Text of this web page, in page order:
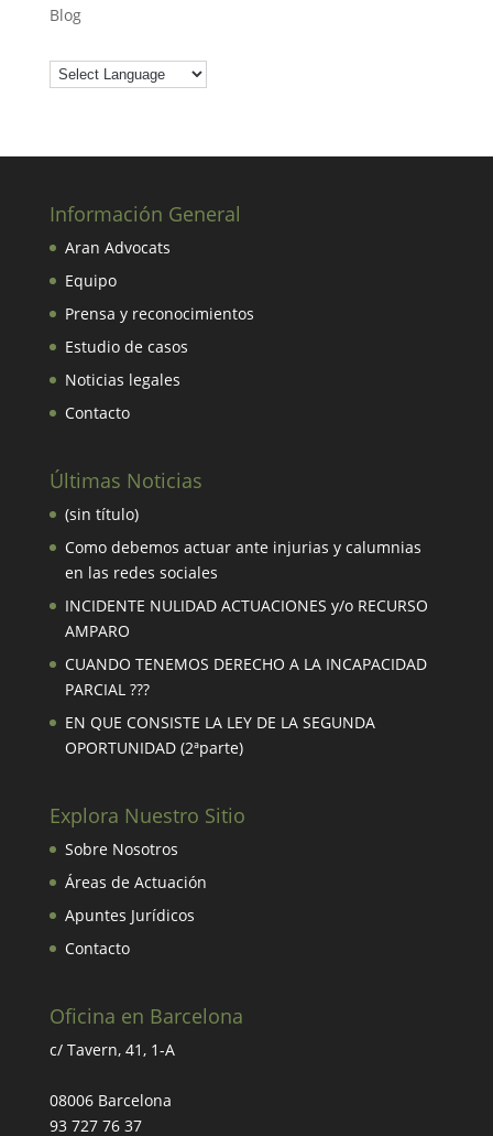
Blog
Información General
Aran Advocats
Equipo
Prensa y reconocimientos
Estudio de casos
Noticias legales
Contacto
Últimas Noticias
(sin título)
Como debemos actuar ante injurias y calumnias
en las redes sociales
INCIDENTE NULIDAD ACTUACIONES y/o RECURSO
AMPARO
CUANDO TENEMOS DERECHO A LA INCAPACIDAD
PARCIAL ???
EN QUE CONSISTE LA LEY DE LA SEGUNDA
OPORTUNIDAD (2ªparte)
Explora Nuestro Sitio
Sobre Nosotros
Áreas de Actuación
Apuntes Jurídicos
Contacto
Oficina en Barcelona
c/ Tavern, 41, 1-A
08006 Barcelona
93 727 76 37